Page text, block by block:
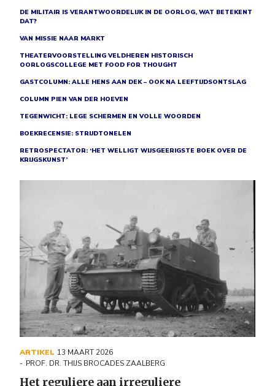
DE MILITAIR IS VERANTWOORDELIJK IN DE OORLOG, WAT BETEKENT
DAT?
VAN MISSIE NAAR MARKT
THEATERVOORSTELLING VELDHEREN HISTORISCH
OORLOGSCOLLEGE MET FOOD FOR THOUGHT
GASTCOLUMN: ALLE HENS AAN DEK – OOK NA LEEFTIJDSONTSLAG
COLUMN PIEN VAN DER HOEVEN
TEGENWICHT: LEGE SCHERMEN EN VOLLE WOORDEN
BOEKRECENSIE: STRIJDTONELEN
RETROSPECTATOR: ‘HET WELLIGT WIJSGEERIGSTE BOEK OVER DE
KRIJGSKUNST’
ARTIKEL 13 MAART 2026
PROF. DR. THIJS BROCADES ZAALBERG
Het reguliere aan irreguliere